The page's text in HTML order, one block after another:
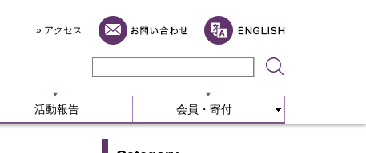
» アクセス
活動報告 会員・寄付
活動報告 会員・寄付